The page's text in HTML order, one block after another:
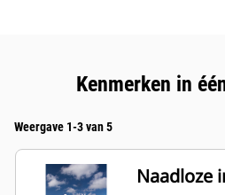
Kenmerken in
Weergave 1-3 van 5
Naadloze